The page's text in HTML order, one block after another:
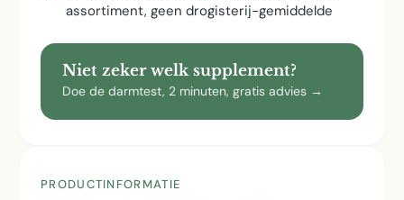
assortiment, geen drogisterij-gemiddelde
Niet zeker welk supplement?
Doe de darmtest, 2 minuten, gratis advies →
PRODUCTINFORMATIE